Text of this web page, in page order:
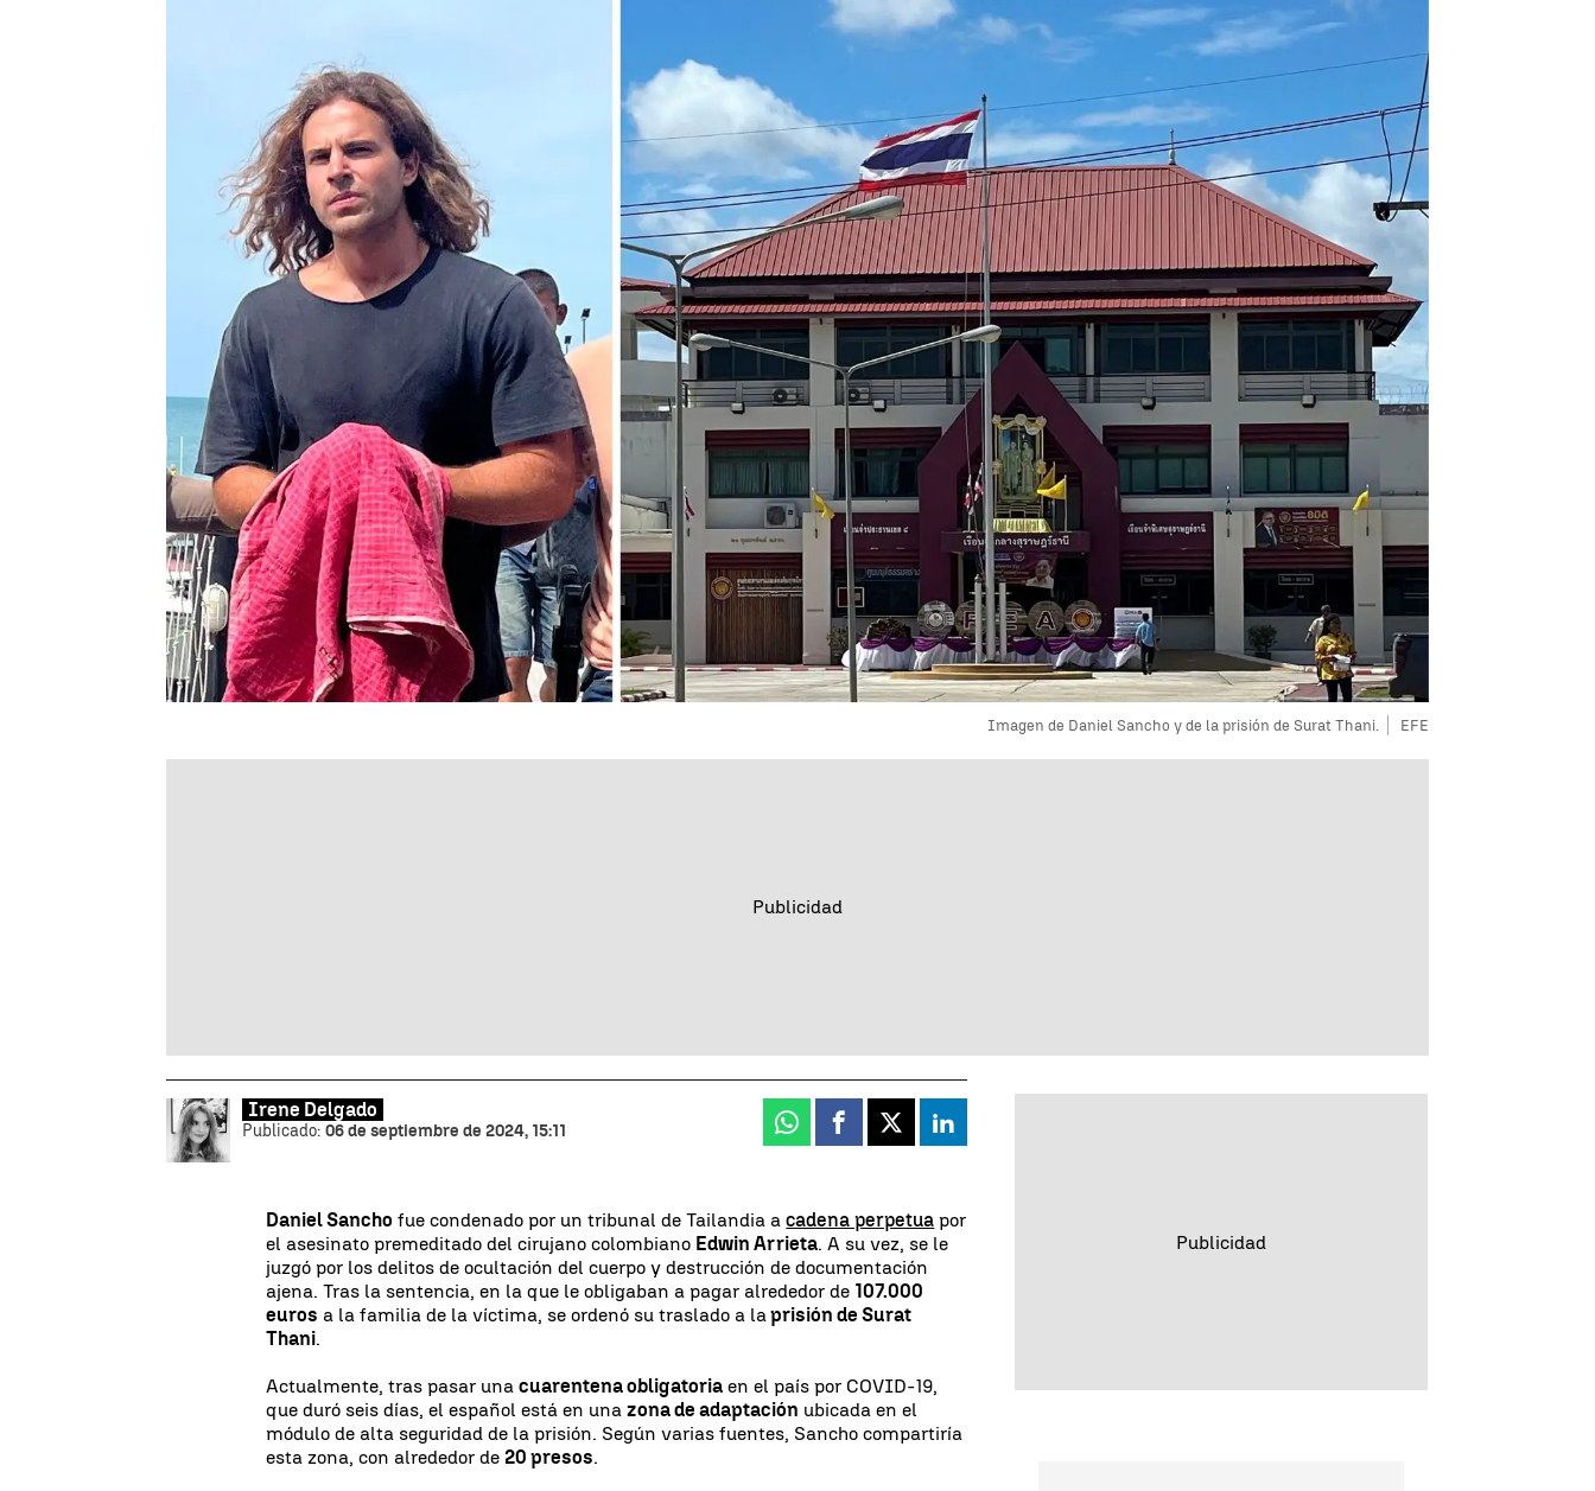
Imagen de Daniel Sancho y de la prisión de Surat Thani. EFE
Irene Delgado
Publicado: 06 de septiembre de 2024, 15:11 Whatsapp
Facebook
X Linkedin
Daniel Sancho fue condenado por un tribunal de Tailandia acadena perpetua por
el asesinato premeditado del cirujano colombiano Edwin Arrieta. A su vez, se le
juzgó por los delitos de ocultación del cuerpo y destrucción de documentación
ajena. Tras la sentencia, en la que le obligaban a pagar alrededor de 107.000
euros a la familia de la víctima, se ordenó su traslado a la prisión de Surat
Thani.
Actualmente, tras pasar unacuarentena obligatoria en el país por COVID-19,
que duró seis días, el español está en unazona de adaptación ubicada en el
módulo de alta seguridad de la prisión. Según varias fuentes, Sancho compartiría
esta zona, con alrededor de20 presos.